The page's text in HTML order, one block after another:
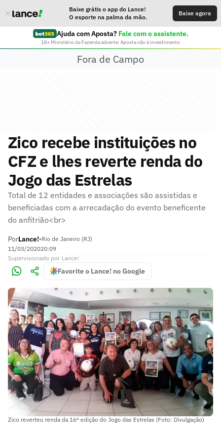
Baixe grátis o app do Lance!
O esporte na palma da mão.
Baixe agora
Ajuda com Aposta? Fale com o assistente.
18+ Ministério da Fazenda adverte: Aposta não é investimento
Fora de Campo
Zico recebe instituições no
CFZ e lhes reverte renda do
Jogo das Estrelas
Total de 12 entidades e associações são assistidas e
beneficiadas com a arrecadação do evento beneficente
do anfitrião<br>
PorLance!•Rio de Janeiro (RJ)
11/03/202020:09
Supervisionado por Lance!
Favorite o Lance! no Google
Zico reverteu renda da 16ª edição do Jogo das Estrelas (Foto: Divulgação)